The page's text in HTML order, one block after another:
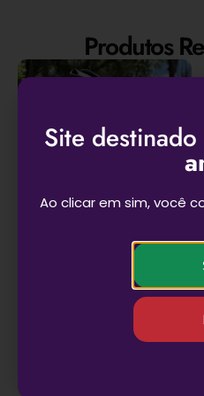
Produtos
199,90
Site destinado
Ao clicar em sim, você
Deseja
Informe
EU